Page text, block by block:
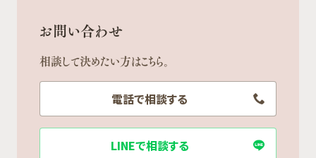
お問い合わせ
相談して決めたい方はこちら。
電話で相談する
LINEで相談する